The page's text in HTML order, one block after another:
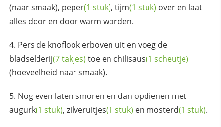
(naar smaak), peper(1 stuk), tijm(1 stuk) over en laat
alles door en door warm worden.
Pers de knoflook erboven uit en voeg de
bladselderij(7 takjes) toe en chilisaus(1 scheutje)
(hoeveelheid naar smaak).
Nog even laten smoren en dan opdienen met
augurk(1 stuk), zilveruitjes(1 stuk) en mosterd(1 stuk).